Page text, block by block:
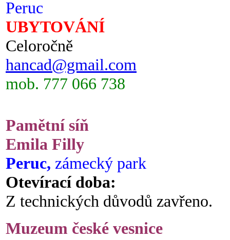
Peruc
UBYTOVÁNÍ
Celoročně
hancad@gmail.com
mob. 777 066 738
Pamětní síň
Emila Filly
Peruc, zámecký park
Otevírací doba:
Z technických důvodů zavřeno.
Muzeum české vesnice